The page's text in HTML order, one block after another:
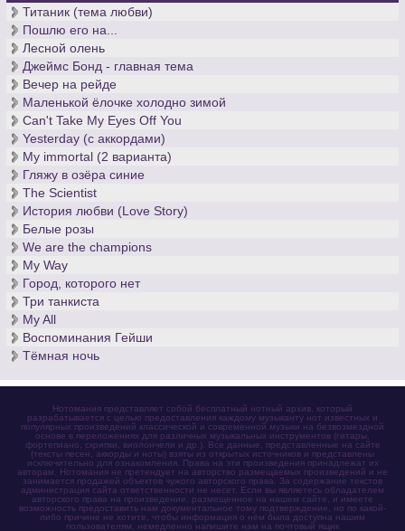
Титаник (тема любви)
Пошлю его на...
Лесной олень
Джеймс Бонд - главная тема
Вечер на рейде
Маленькой ёлочке холодно зимой
Can't Take My Eyes Off You
Yesterday (с аккордами)
My immortal (2 варианта)
Гляжу в озёра синие
The Scientist
История любви (Love Story)
Белые розы
We are the champions
My Way
Город, которого нет
Три танкиста
My All
Воспоминания Гейши
Тёмная ночь
Нотомания представляет собой бесплатный нотный архив, который
разрабатывается с целью предоставления каждому музыканту нот известных и
популярных произведений классической и современной музыки на безвозмездной
основе в переложениях для различных музыкальных инструментов (гитары,
фортепиано, скрипки, виолончели и др.). Все данные, представленные на сайте
(тексты песен, аккорды и ноты) взяты из открытых источников и представлены
исключительно для ознакомления. Права на эти произведения принадлежат их
авторам. Нотомания не претендует на авторство размещаемых произведений и не
занимается продажей объектов чужого авторского права. За содержание текстов
администрация сайта ответственности не несет. Если вы являетесь обладателем
авторского права на произведение, размещенное на нашем сайте, и имеете
возможность предоставить нам документальное тому подтверждение, но по какой-
либо причине не хотите, чтобы информация о нём была доступна нашим
пользователям, немедленно напишите нам на почтовый ящик